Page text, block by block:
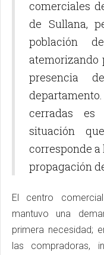
comerciales
de Sullana,
población
atemorizando
presencia
cerradas es
situación
corresponde
propagación
El centro
mantuvo una
primera necesidad;
las compradoras,